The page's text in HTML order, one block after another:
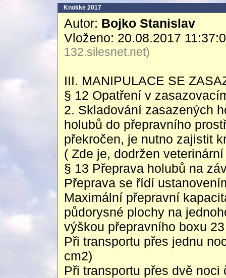
Knokke 2017
Autor: Bojko Stanislav
Vloženo: 20.08.2017
132.silesnet.net)
III. MANIPULACE SE
§ 12 Opatření v
2. Skladování zasazených
holubů do přepravního
překročen, je nutno zajistit
( Zde je, dodržen
§ 13 Přeprava holubů na
Přeprava se řídí
Maximální přepravní
půdorysné plochy na
výškou přepravního boxu
Při transportu přes jednu
cm2)
Při transportu přes dvě